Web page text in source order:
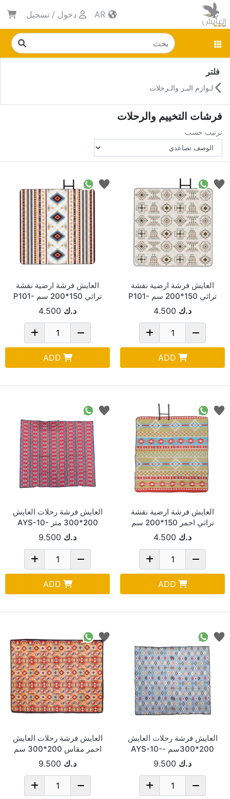
دخول / تسجيل
فلتر
لـوازم البـر والـرحلات
فرشات التخييم والرحلات
ترتيب حسب
العايش فرشة ارضية نقشة
تراثي 150*200 سم P101-
1/BN د.ك 4.500
ADD
العايش فرشة ارضية نقشة
تراثي 150*200 سم P101-
1/MR د.ك 4.500
ADD
العايش فرشة ارضية نقشة
تراثي احمر 150*200 سم
P101-1/RD
د.ك 4.500
ADD
العايش فرشة رحلات العايش
200*300 متر AYS-10-
RD1 د.ك 9.500
ADD
العايش فرشة رحلات العايش
200*300سم -AYS-10-
GY1 د.ك 9.500
العايش فرشة رحلات العايش
احمر مقاس 200*300 سم
AYS-10-RD4
د.ك 9.500